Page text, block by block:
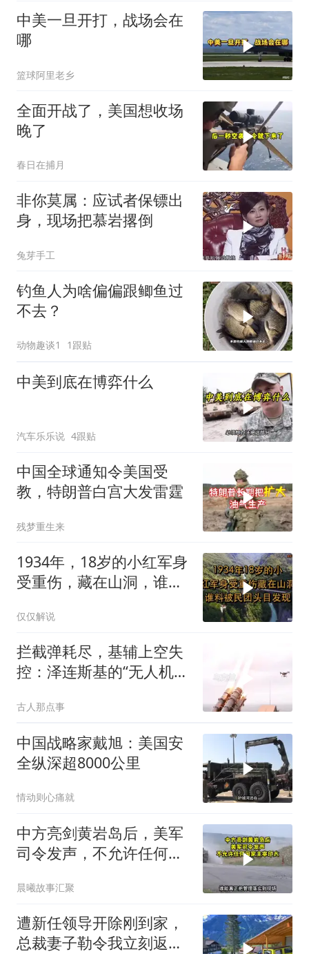
中美一旦开打，战场会在
哪
篮球阿里老乡
全面开战了，美国想收场
晚了
春日在捕月
非你莫属：应试者保镖出
身，现场把慕岩撂倒
兔芽手工
钓鱼人为啥偏偏跟鲫鱼过
不去？
动物趣谈1 1跟贴
中美到底在博弈什么
汽车乐乐说 4跟贴
中国全球通知令美国受
教，特朗普白宫大发雷霆
残梦重生来
1934年，18岁的小红军身
受重伤，藏在山洞，谁料
仅仅解说
拦截弹耗尽，基辅上空失
控：泽连斯基的“无人机神
古人那点事
中国战略家戴旭：美国安
全纵深超8000公里
情动则心痛就
中方亮剑黄岩岛后，美军
司令发声，不允许任何国
晨曦故事汇聚
遭新任领导开除刚到家，
总裁妻子勒令我立刻返